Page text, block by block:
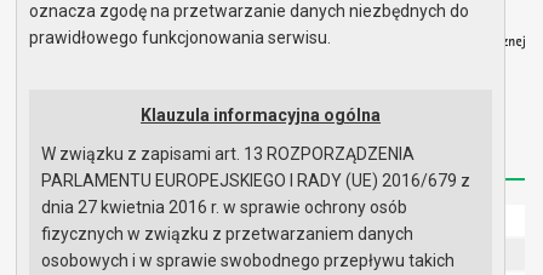
Strona główna Mapa serwisu Aktualności
Redakcja Instrukcja korzystania Dostępność
UMiG - telefony wewnętrzne
oznacza zgodę na przetwarzanie danych niezbędnych do
prawidłowego funkcjonowania serwisu.
Klauzula informacyjna ogólna
W związku z zapisami art. 13 ROZPORZĄDZENIA
PARLAMENTU EUROPEJSKIEGO I RADY (UE) 2016/679 z
dnia 27 kwietnia 2016 r. w sprawie ochrony osób
fizycznych w związku z przetwarzaniem danych
osobowych i w sprawie swobodnego przepływu takich